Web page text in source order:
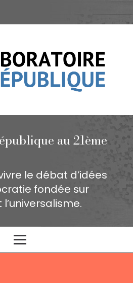
au 21ème
le débat d’idées
fondée sur